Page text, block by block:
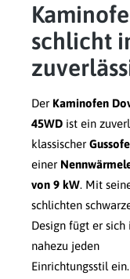
schlicht
Der Kaminofen
45WD ist ein
klassischer
einer
von 9 kW. Mit
schlichten
Design fügt er sich
nahezu jeden
Einrichtungsstil